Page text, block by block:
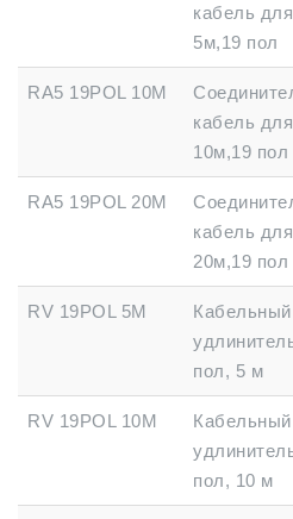
кабель
5м,19 пол
RA5 19POL 10M
кабель
10м,19 пол
RA5 19POL 20M
кабель
20м,19 пол
RV 19POL 5М
Кабельный
пол, 5 м
RV 19POL 10М
Кабельный
пол, 10 м